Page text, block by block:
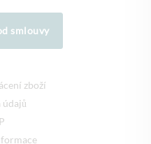
smlouvy
zboží
údajů